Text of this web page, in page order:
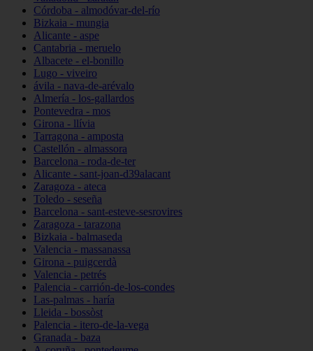
Córdoba - almodóvar-del-río
Bizkaia - mungia
Alicante - aspe
Cantabria - meruelo
Albacete - el-bonillo
Lugo - viveiro
ávila - nava-de-arévalo
Almería - los-gallardos
Pontevedra - mos
Girona - llívia
Tarragona - amposta
Castellón - almassora
Barcelona - roda-de-ter
Alicante - sant-joan-d39alacant
Zaragoza - ateca
Toledo - seseña
Barcelona - sant-esteve-sesrovires
Zaragoza - tarazona
Bizkaia - balmaseda
Valencia - massanassa
Girona - puigcerdà
Valencia - petrés
Palencia - carrión-de-los-condes
Las-palmas - haría
Lleida - bossòst
Palencia - itero-de-la-vega
Granada - baza